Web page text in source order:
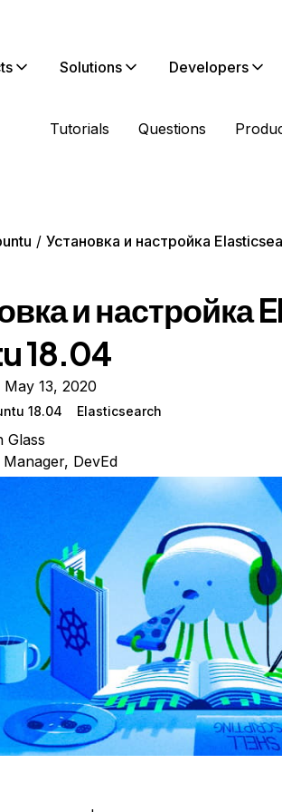
Solutions Developers
Tutorials Questions
Установка и настройка
и настройка
18.04
13, 2020
18.04 Elasticsearch
Glass
DevEd